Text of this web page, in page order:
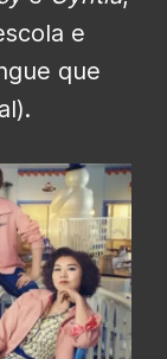
e
que